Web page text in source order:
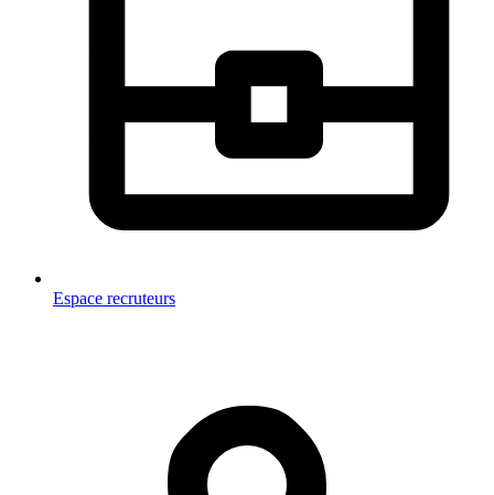
Espace recruteurs